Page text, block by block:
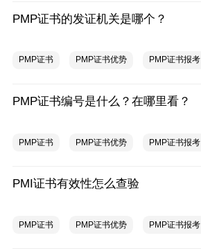
PMP证书的发证机关是哪个？
PMP证书 PMP证书优势 PMP证书报考
PMP证书编号是什么？在哪里看？
PMP证书 PMP证书优势 PMP证书报考
PMI证书有效性怎么查验
PMP证书 PMP证书优势 PMP证书报考